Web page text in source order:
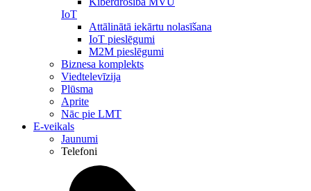
IoT
Attālinātā iekārtu nolasīšana
IoT pieslēgumi
M2M pieslēgumi
Biznesa komplekts
Viedtelevīzija
Plūsma
Aprite
Nāc pie LMT
E-veikals
Jaunumi
Telefoni